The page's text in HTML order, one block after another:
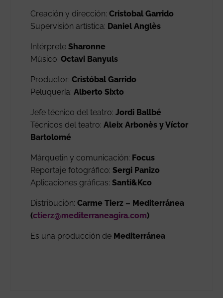
Creación y dirección: Cristobal Garrido
Supervisión artística: Daniel Anglès
Intérprete Sharonne
Músico: Octavi Banyuls
Productor: Cristóbal Garrido
Peluquería: Alberto Sixto
Jefe técnico del teatro: Jordi Ballbé
Técnicos del teatro: Aleix Arbonès y Víctor
Bartolomé
Márquetin y comunicación: Focus
Reportaje fotográfico: Sergi Panizo
Aplicaciones gráficas: Santi&Kco
Distribución: Carme Tierz – Mediterránea
(ctierz@mediterraneagira.com)
Es una producción de Mediterránea